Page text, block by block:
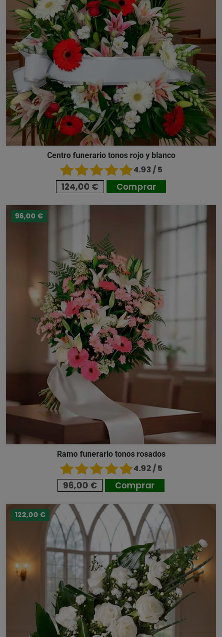
Centro funerario tonos rojo y blanco
4.93 / 5
124,00 € Comprar
96,00 €
Ramo funerario tonos rosados
4.92 / 5
96,00 € Comprar
122,00 €